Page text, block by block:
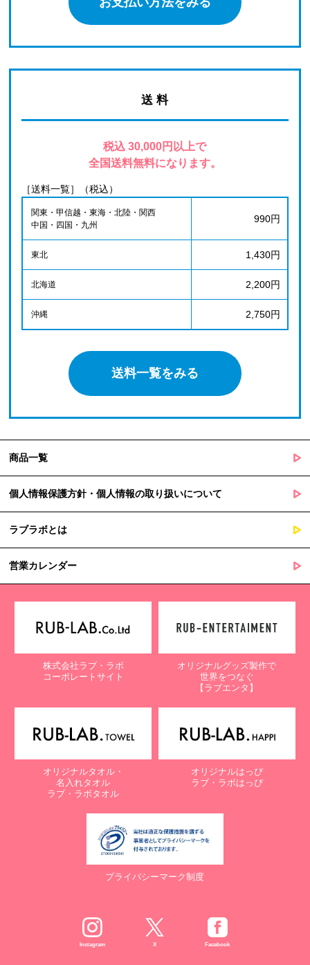
送 料
税込 30,000円以上で
全国送料無料になります。
［送料一覧］（税込）
関東・甲信越・東海・北陸・関西
中国・四国・九州
990円
東北 1,430円
北海道 2,200円
沖縄 2,750円
送料一覧をみる
商品一覧
個人情報保護方針・個人情報の取り扱いについて
ラブラボとは
営業カレンダー
株式会社ラブ・ラボ
コーポレートサイト
オリジナルグッズ製作で
世界をつなぐ
【ラブエンタ】
オリジナルタオル・
名入れタオル
ラブ・ラボタオル
オリジナルはっぴ
ラブ・ラボはっぴ
プライバシーマーク制度
Instagram X Facebook